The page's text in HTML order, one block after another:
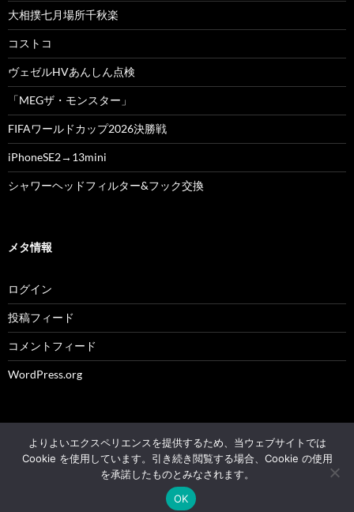
大相撲七月場所千秋楽
コストコ
ヴェゼルHVあんしん点検
「MEGザ・モンスター」
FIFAワールドカップ2026決勝戦
iPhoneSE2→13mini
シャワーヘッドフィルター&フック交換
メタ情報
ログイン
投稿フィード
コメントフィード
WordPress.org
© 2004 - 2026 NK's weblog All rights reserved.
よりよいエクスペリエンスを提供するため、当ウェブサイトでは
Cookie を使用しています。引き続き閲覧する場合、Cookie の使用
を承諾したものとみなされます。
OK